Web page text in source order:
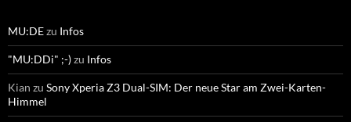
MU:DEzu Infos
"MU:DDi" ;-)zu Infos
Kian zu Sony Xperia Z3 Dual-SIM: Der neue Star am Zwei-Karten-
Himmel